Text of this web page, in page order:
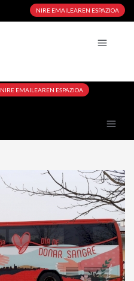
NIRE EMAILEAREN ESPAZIOA
NIRE EMAILEAREN ESPAZIOA